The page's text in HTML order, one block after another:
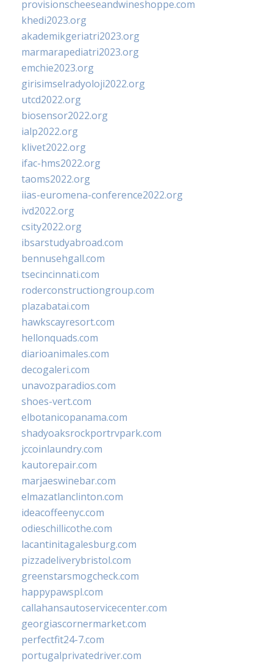
provisionscheeseandwineshoppe.com
khedi2023.org
akademikgeriatri2023.org
marmarapediatri2023.org
emchie2023.org
girisimselradyoloji2022.org
utcd2022.org
biosensor2022.org
ialp2022.org
klivet2022.org
ifac-hms2022.org
taoms2022.org
iias-euromena-conference2022.org
ivd2022.org
csity2022.org
ibsarstudyabroad.com
bennusehgall.com
tsecincinnati.com
roderconstructiongroup.com
plazabatai.com
hawkscayresort.com
hellonquads.com
diarioanimales.com
decogaleri.com
unavozparadios.com
shoes-vert.com
elbotanicopanama.com
shadyoaksrockportrvpark.com
jccoinlaundry.com
kautorepair.com
marjaeswinebar.com
elmazatlanclinton.com
ideacoffeenyc.com
odieschillicothe.com
lacantinitagalesburg.com
pizzadeliverybristol.com
greenstarsmogcheck.com
happypawspl.com
callahansautoservicecenter.com
georgiascornermarket.com
perfectfit24-7.com
portugalprivatedriver.com